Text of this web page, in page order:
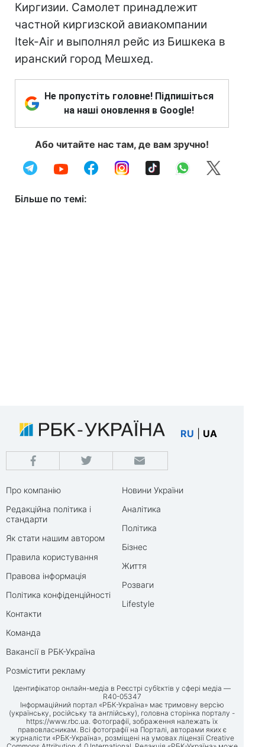
Киргизии. Самолет принадлежит
частной киргизской авиакомпании
Itek-Air и выполнял рейс из Бишкека в
иранский город Мешхед.
Не пропустіть головне! Підпишіться
на наші оновлення в Google!
Або читайте нас там, де вам зручно!
Більше по темі:
RU UA
Про компанію
Редакційна політика і
стандарти
Як стати нашим автором
Правила користування
Правова інформація
Політика конфіденційності
Контакти
Команда
Вакансії в РБК-Україна
Розмістити рекламу
Новини України
Аналітика
Політика
Бізнес
Життя
Розваги
Lifestyle
Ідентифікатор онлайн-медіа в Реєстрі суб’єктів у сфері медіа —
R40-05347
Інформаційний портал «РБК-Україна» має тримовну версію
(українську, російську та англійську), головна сторінка порталу -
https://www.rbc.ua. Фотографії, зображення належать їх
правовласникам. Всі фотографії на Порталі, авторами яких є
журналісти «РБК-Україна», розміщені на умовах ліцензії Creative